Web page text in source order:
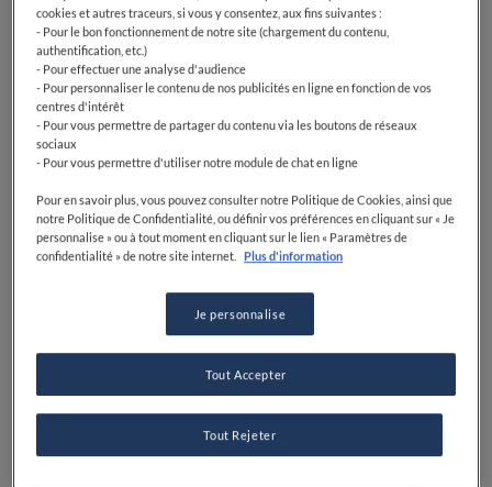
Saviez-vous que la seule femme cheffe sushi
étoilée au monde était à Paris ? Rencontre
avec Chizuko Kimura
cookies et autres traceurs, si vous y consentez, aux fins suivantes :
- Pour le bon fonctionnement de notre site (chargement du contenu,
authentification, etc.)
- Pour effectuer une analyse d'audience
- Pour personnaliser le contenu de nos publicités en ligne en fonction de vos
centres d'intérêt
- Pour vous permettre de partager du contenu via les boutons de réseaux
sociaux
- Pour vous permettre d'utiliser notre module de chat en ligne
Pour en savoir plus, vous pouvez consulter notre Politique de Cookies, ainsi que
notre Politique de Confidentialité, ou définir vos préférences en cliquant sur « Je
personnalise » ou à tout moment en cliquant sur le lien « Paramètres de
confidentialité » de notre site internet.
Plus d'information
Je personnalise
Tout Rejeter
Tout Accepter